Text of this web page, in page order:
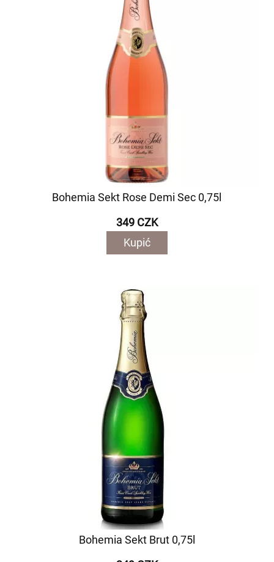
Bohemia Sekt Rose Demi Sec 0,75l
349 CZK
Kupić
Bohemia Sekt Brut 0,75l